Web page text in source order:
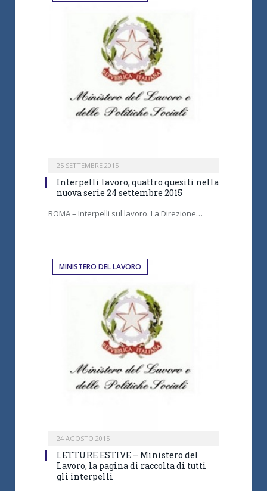
25 SETTEMBRE 2015
Interpelli lavoro, quattro quesiti nella
nuova serie 24 settembre 2015
ROMA – Interpelli sul lavoro. La Direzione…
MINISTERO DEL LAVORO
24 AGOSTO 2015
LETTURE ESTIVE – Ministero del
Lavoro, la pagina di raccolta di tutti
gli interpelli